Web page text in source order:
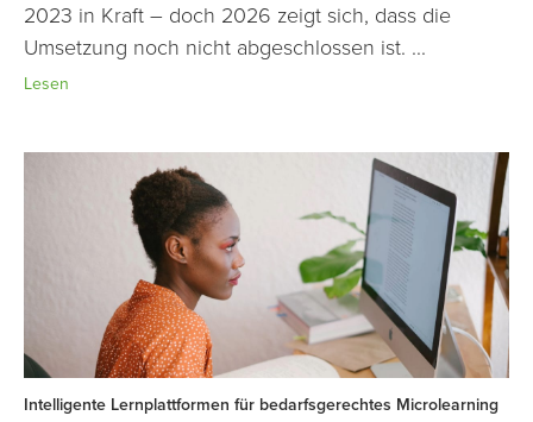
2023 in Kraft – doch 2026 zeigt sich, dass die
Umsetzung noch nicht abgeschlossen ist. ...
Lesen
Intelligente Lernplattformen für bedarfsgerechtes Microlearning